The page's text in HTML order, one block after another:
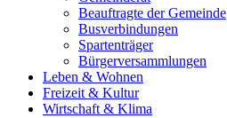
Beauftragte der Gemeinde
Busverbindungen
Spartenträger
Bürgerversammlungen
Leben & Wohnen
Freizeit & Kultur
Wirtschaft & Klima